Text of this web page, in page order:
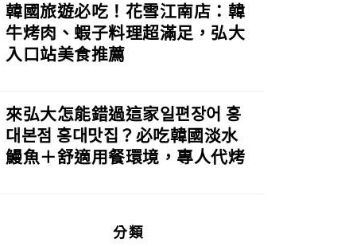
韓國旅遊必吃！花雪江南店：韓
牛烤肉、蝦子料理超滿足，弘大
入口站美食推薦
來弘大怎能錯過這家일편장어 홍
대본점 홍대맛집？必吃韓國淡水
鰻魚＋舒適用餐環境，專人代烤
分類